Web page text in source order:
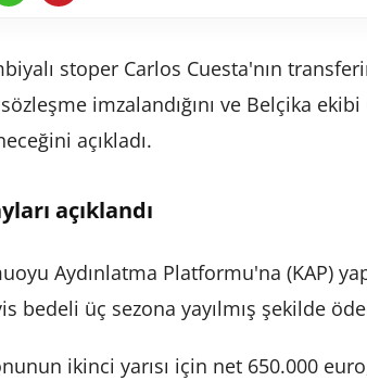
stoper Carlos Cuesta'nın
sözleşme imzalandığını ve Belçika
açıkladı.
açıklandı
Aydınlatma Platformu'na (KAP)
bedeli üç sezona yayılmış şekilde
ikinci yarısı için net 650.000